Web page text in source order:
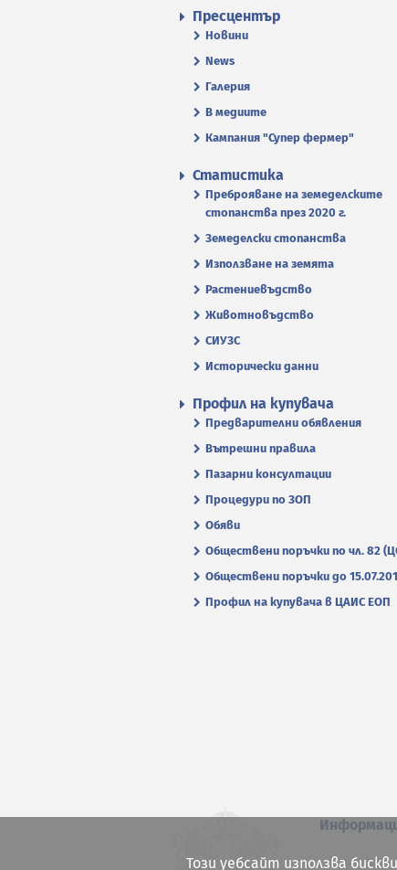
Пресцентър
Новини
News
Галерия
В медиите
Кампания "Супер фермер"
Статистика
Преброяване на земеделските
стопанства през 2020 г.
Земеделски стопанства
Използване на земята
Растениевъдство
Животновъдство
СИУЗС
Исторически данни
Профил на купувача
Предварителни обявления
Вътрешни правила
Пазарни консултации
Процедури по ЗОП
Обяви
Обществени поръчки по чл. 82
Обществени поръчки до
Профил на купувача в ЦАИС ЕОП
Този уебсайт използва